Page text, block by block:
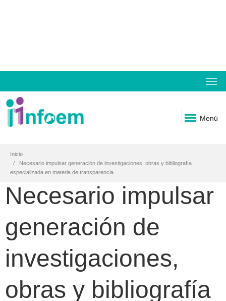
Menú
Inicio
Necesario impulsar generación de investigaciones, obras y bibliografía
especializada en materia de transparencia
Necesario impulsar
generación de
investigaciones,
obras y bibliografía